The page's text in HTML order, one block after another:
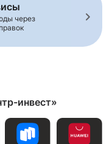
через
инвест»